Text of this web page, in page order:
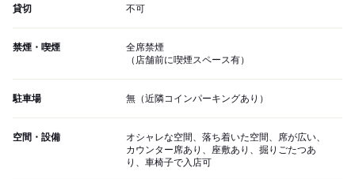
貸切 不可
禁煙・喫煙
全席禁煙
（店舗前に喫煙スペース有）
駐車場 無（近隣コインパーキングあり）
空間・設備
オシャレな空間、落ち着いた空間、席が広い、
カウンター席あり、座敷あり、掘りごたつあ
り、車椅子で入店可